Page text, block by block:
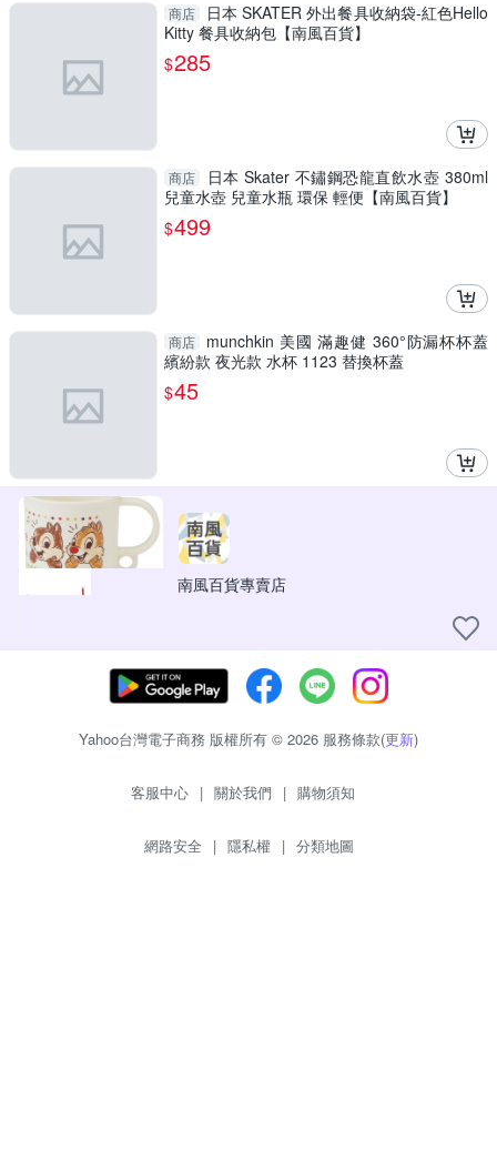
商店
日本 SKATER 外出餐具收納袋-紅色Hello
Kitty 餐具收納包【南風百貨】
$285
商店
日本 Skater 不鏽鋼恐龍直飲水壺 380ml
兒童水壺 兒童水瓶 環保 輕便【南風百貨】
$499
商店
munchkin 美國 滿趣健 360°防漏杯杯蓋
繽紛款 夜光款 水杯 1123 替換杯蓋
$45
南風百貨專賣店
Yahoo台灣電子商務 版權所有 © 2026 服務條款(更新)
客服中心 | 關於我們 | 購物須知
網路安全 | 隱私權 | 分類地圖